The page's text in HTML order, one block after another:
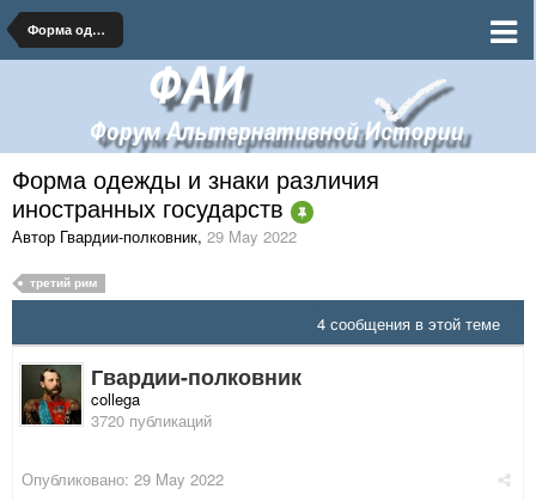
Форма одежды и знаки различия иностранных государств
Форма одежды и знаки различия
иностранных государств
Автор Гвардии-полковник, 29 May 2022
третий рим
4 сообщения в этой теме
Гвардии-полковник
collega
3720 публикаций
Опубликовано: 29 May 2022